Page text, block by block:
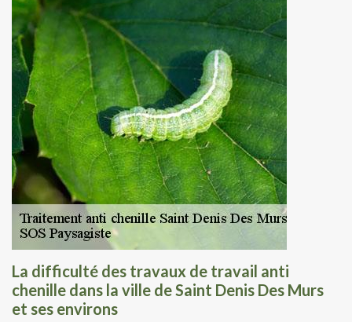
La difficulté des travaux de travail anti
chenille dans la ville de Saint Denis Des Murs
et ses environs